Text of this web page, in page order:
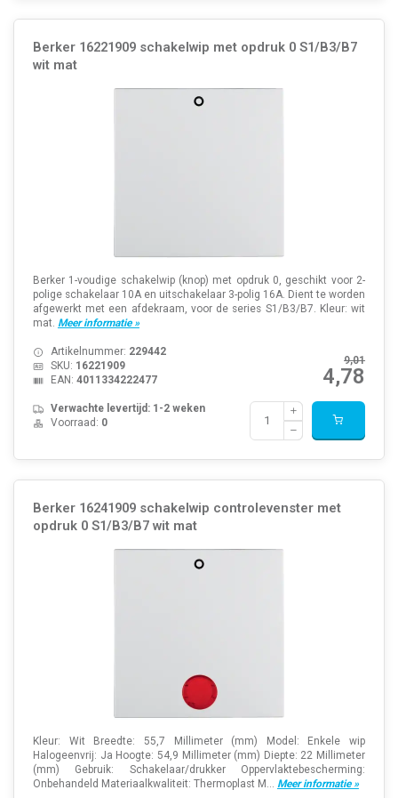
Berker 16221909 schakelwip met opdruk 0 S1/B3/B7
wit mat
Berker 1-voudige schakelwip (knop) met opdruk 0, geschikt voor 2-
polige schakelaar 10A en uitschakelaar 3-polig 16A. Dient te worden
afgewerkt met een afdekraam, voor de series S1/B3/B7. Kleur: wit
mat. Meer informatie »
9,01
4,78
Artikelnummer: 229442
SKU: 16221909
EAN: 4011334222477
Verwachte levertijd: 1-2 weken
Voorraad: 0
Berker 16241909 schakelwip controlevenster met
opdruk 0 S1/B3/B7 wit mat
Kleur: Wit Breedte: 55,7 Millimeter (mm) Model: Enkele wip
Halogeenvrij: Ja Hoogte: 54,9 Millimeter (mm) Diepte: 22 Millimeter
(mm) Gebruik: Schakelaar/drukker Oppervlaktebescherming:
Onbehandeld Materiaalkwaliteit: Thermoplast M... Meer informatie »